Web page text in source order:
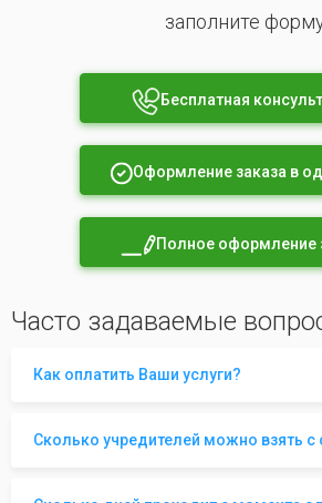
заполните
Бесплатная
Оформление заказа в
Полное оформление
Часто задаваемые
Как оплатить Ваши услуги?
Сколько учредителей можно взять с